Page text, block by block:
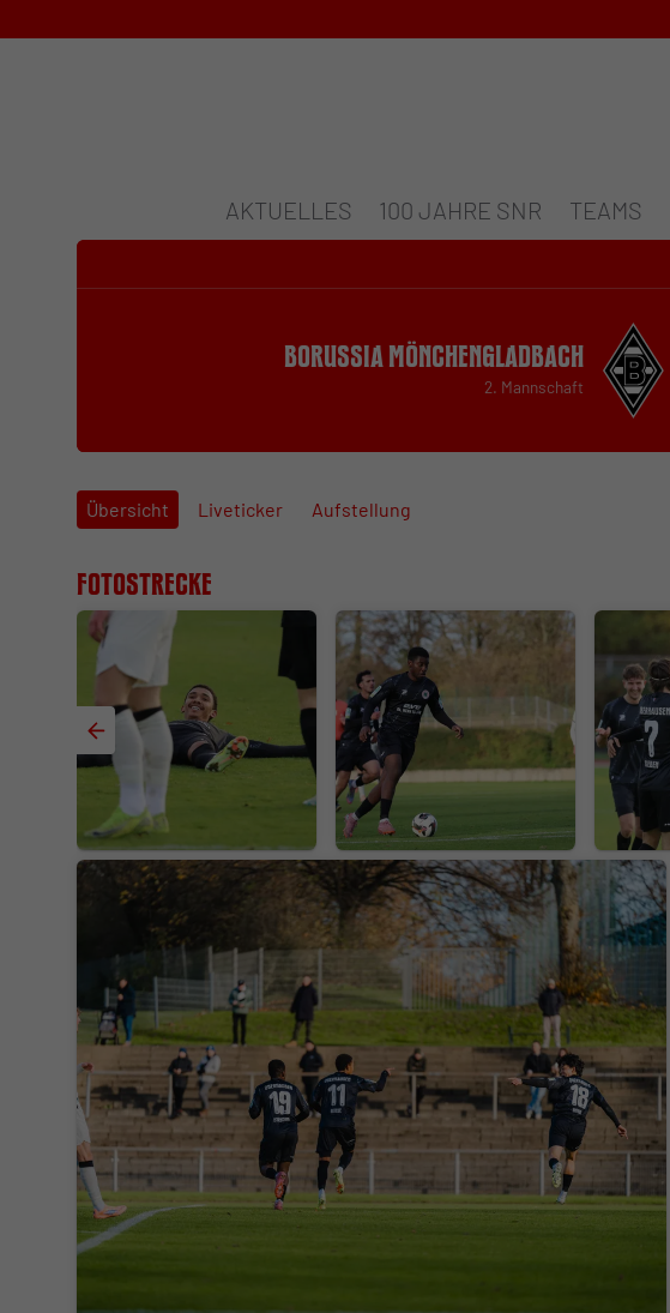
AKTUELLES 100 JAHRE SNR TEAMS
Borussia Mönchengladbach
2. Mannschaft
Übersicht Liveticker Aufstellung
Fotostrecke